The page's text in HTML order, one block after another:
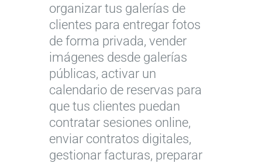
organizar tus galerías de
clientes para entregar fotos
de forma privada, vender
imágenes desde galerías
públicas, activar un
calendario de reservas para
que tus clientes puedan
contratar sesiones online,
enviar contratos digitales,
gestionar facturas, preparar